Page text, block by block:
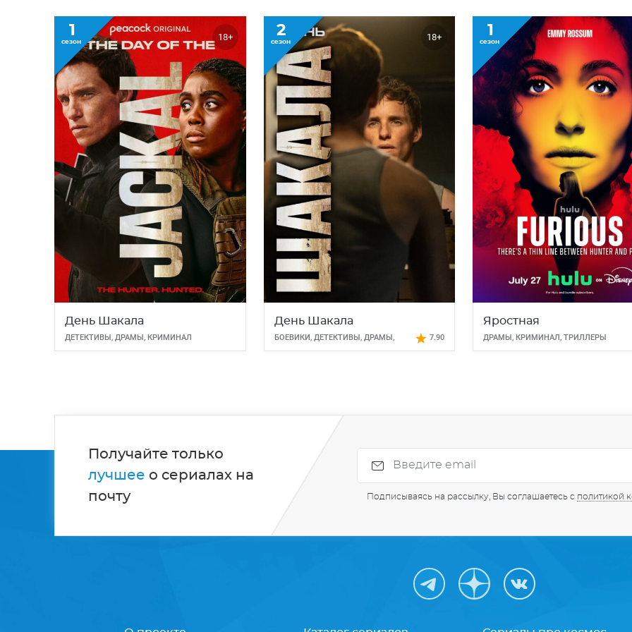
1
сезон 18+
День Шакала
ДЕТЕКТИВЫ, ДРАМЫ, КРИМИНАЛ
2
сезон 18+
День Шакала
БОЕВИКИ, ДЕТЕКТИВЫ, ДРАМЫ,
ТРИЛЛЕРЫ
7.90
1
сезон
Яростная
ДРАМЫ,КРИМИНАЛ,ТРИЛЛЕРЫ
Получайте только
лучшее о сериалах на
почту
Подписываясь на рассылку, Вы соглашаетесь с политикой